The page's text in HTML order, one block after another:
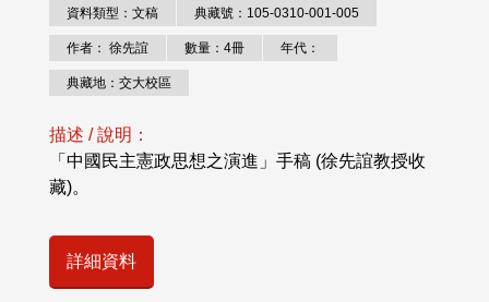
資料類型：文稿 典藏號：105-0310-001-005
作者： 徐先誼 數量：4冊 年代：
典藏地：交大校區
描述 / 說明：
「中國民主憲政思想之演進」手稿 (徐先誼教授收
藏)。
詳細資料